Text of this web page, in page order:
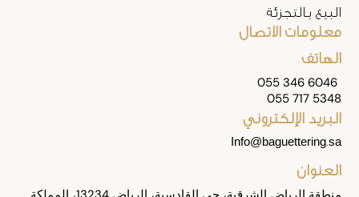
البيع بالتجزئة
معلومات الاتصال
الهاتف
055 346 6046
055 717 5348
البريد الإلكتروني
Info@baguettering.sa
العنوان